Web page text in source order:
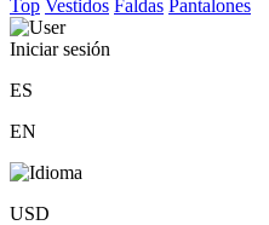
Top Vestidos Faldas Pantalones
Iniciar sesión
ES
EN
USD